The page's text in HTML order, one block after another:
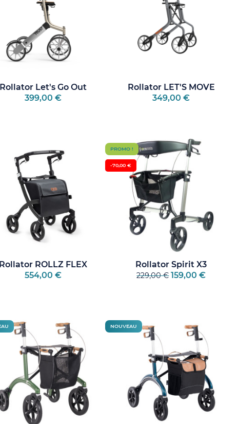
Rollator Let's Go Out
399,00 €
Rollator LET'S MOVE
349,00 €
Rollator ROLLZ FLEX
554,00 €
Rollator Spirit X3
229,00 € 159,00 €
PROMO !
-70,00 €
NOUVEAU